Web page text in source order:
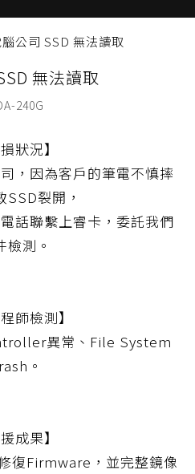
公司 SSD 無法讀取
無法讀取
240G
狀況】
，因為客戶的筆電不慎摔
SSD裂開，
話聯繫上睿卡，委託我們
檢測。
師檢測】
異常、File System
。
成果】
復Firmware，並完整鏡像